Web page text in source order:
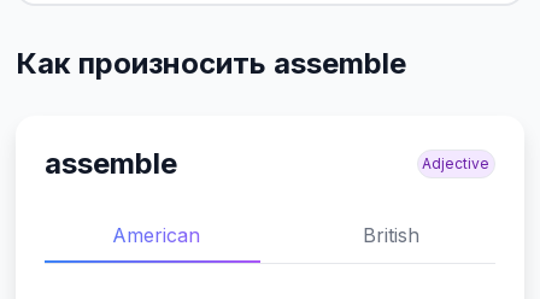
Как произносить assemble
assemble Adjective
American British